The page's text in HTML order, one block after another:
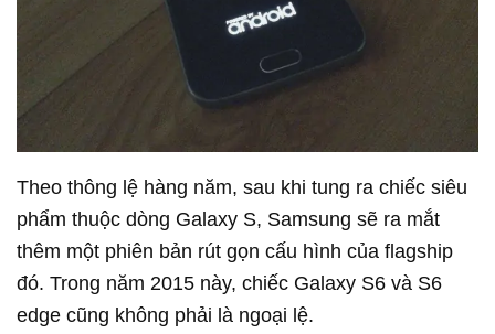
Theo thông lệ hàng năm, sau khi tung ra chiếc siêu
phẩm thuộc dòng Galaxy S, Samsung sẽ ra mắt
thêm một phiên bản rút gọn cấu hình của flagship
đó. Trong năm 2015 này, chiếc Galaxy S6 và S6
edge cũng không phải là ngoại lệ.